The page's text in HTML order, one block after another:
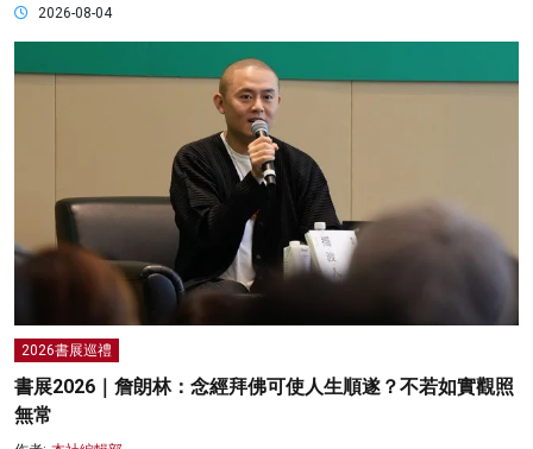
2026-08-04
2026書展巡禮
書展2026｜詹朗林：念經拜佛可使人生順遂？不若如實觀照
無常